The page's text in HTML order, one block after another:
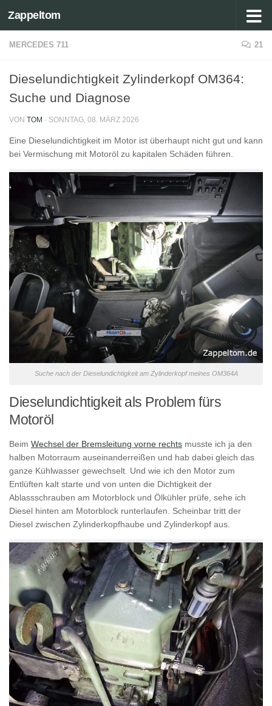
Zum Inhalt springen
Zappeltom
MERCEDES 711 21
Dieselundichtigkeit Zylinderkopf OM364:
Suche und Diagnose
VON TOM · SONNTAG, 08. MÄRZ 2026
Eine Dieselundichtigkeit im Motor ist überhaupt nicht gut und kann
bei Vermischung mit Motoröl zu kapitalen Schäden führen.
Suche nach der Dieselundichtigkeit am Zylinderkopf meines OM364A
Dieselundichtigkeit als Problem fürs
Motoröl
Beim Wechsel der Bremsleitung vorne rechts musste ich ja den
halben Motorraum auseinanderreißen und hab dabei gleich das
ganze Kühlwasser gewechselt. Und wie ich den Motor zum
Entlüften kalt starte und von unten die Dichtigkeit der
Ablassschrauben am Motorblock und Ölkühler prüfe, sehe ich
Diesel hinten am Motorblock runterlaufen. Scheinbar tritt der
Diesel zwischen Zylinderkopfhaube und Zylinderkopf aus.